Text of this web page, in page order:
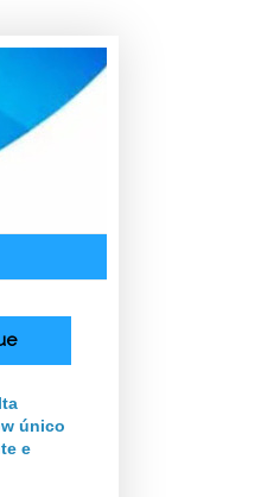
único
e